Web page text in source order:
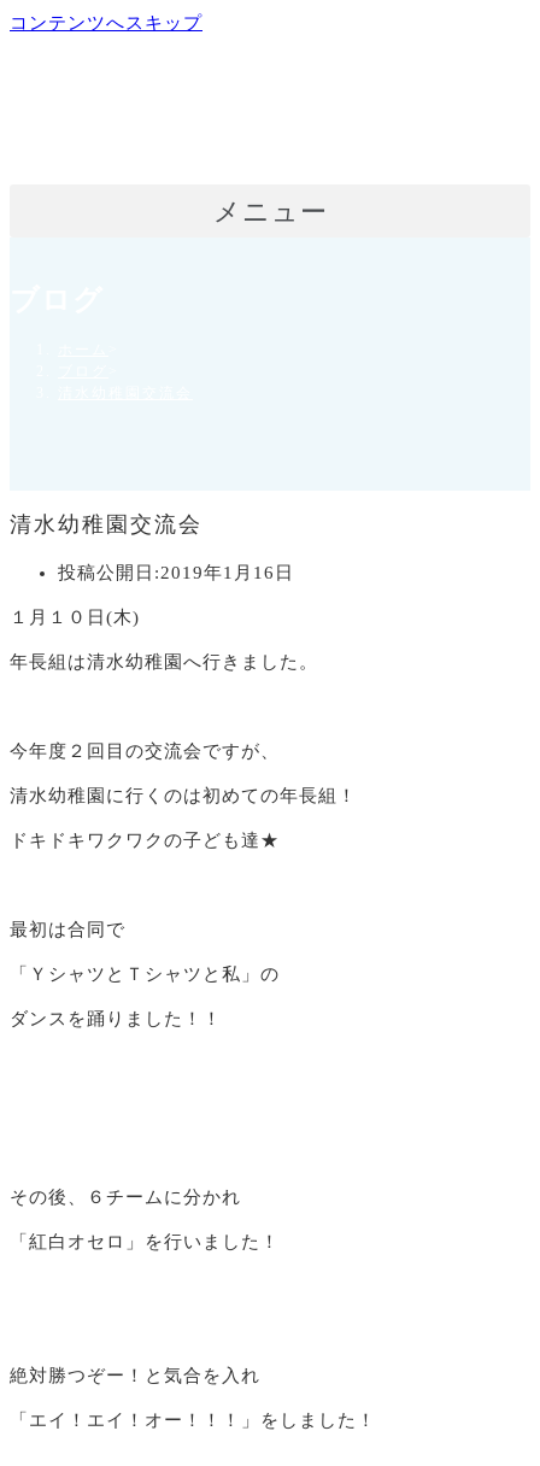
コンテンツへスキップ
メニュー
清水幼稚園交流会
投稿公開日:2019年1月16日
１月１０日(木)
年長組は清水幼稚園へ行きました。
今年度２回目の交流会ですが、
清水幼稚園に行くのは初めての年長組！
ドキドキワクワクの子ども達★
最初は合同で
「ＹシャツとＴシャツと私」の
ダンスを踊りました！！
その後、６チームに分かれ
「紅白オセロ」を行いました！
絶対勝つぞー！と気合を入れ
「エイ！エイ！オー！！！」をしました！